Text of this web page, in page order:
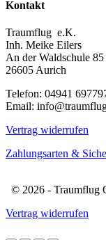
Kontakt
Traumflug e.K.
Inh. Meike Eilers
An der Waldschule 85
26605 Aurich
Telefon: 04941
Email:
Vertrag widerrufen
Zahlungsarten &
© 2026 - Traumflug
Vertrag widerrufen